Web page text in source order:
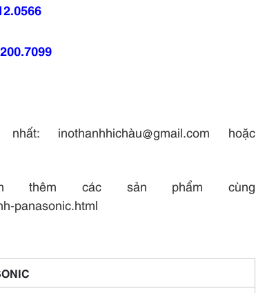
inothanhhichàu@gmail.com hoặc
các sản phẩm cùng
panasonic.html